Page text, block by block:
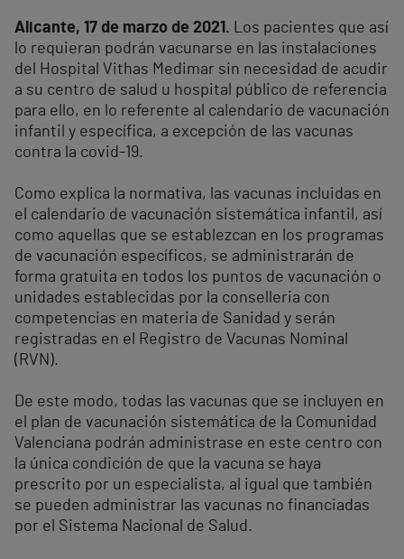
Alicante, 17 de marzo de 2021. Los pacientes que así
lo requieran podrán vacunarse en las instalaciones
del Hospital Vithas Medimar sin necesidad de acudir
a su centro de salud u hospital público de referencia
para ello, en lo referente al calendario de vacunación
infantil y específica, a excepción de las vacunas
contra la covid-19.
Como explica la normativa, las vacunas incluidas en
el calendario de vacunación sistemática infantil, así
como aquellas que se establezcan en los programas
de vacunación específicos, se administrarán de
forma gratuita en todos los puntos de vacunación o
unidades establecidas por la conselleria con
competencias en materia de Sanidad y serán
registradas en el Registro de Vacunas Nominal
(RVN).
De este modo, todas las vacunas que se incluyen en
el plan de vacunación sistemática de la Comunidad
Valenciana podrán administrase en este centro con
la única condición de que la vacuna se haya
prescrito por un especialista, al igual que también
se pueden administrar las vacunas no financiadas
por el Sistema Nacional de Salud.